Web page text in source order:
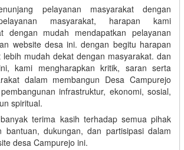
pelayanan masyarakat dengan
masyarakat, harapan kami
dengan mudah mendapatkan pelayanan
website desa ini. dengan begitu harapan
mudah dekat dengan masyarakat. dan
kami mengharapkan kritik, saran serta
dalam membangun Desa Campurejo
infrastruktur, ekonomi, sosial,
spiritual.
terima kasih terhadap semua pihak
bantuan, dukungan, dan partisipasi dalam
desa Campurejo ini.